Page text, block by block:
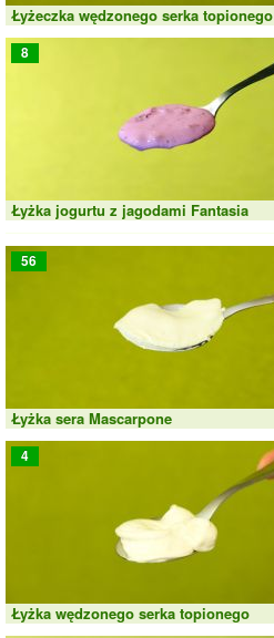
Łyżeczka wędzonego serka topionego
8
Łyżka jogurtu z jagodami Fantasia
56
Łyżka sera Mascarpone
4
Łyżka wędzonego serka topionego